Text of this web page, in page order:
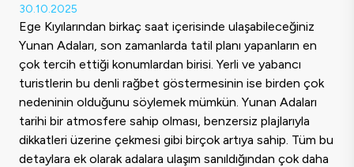
30.10.2025
Ege Kıyılarından birkaç saat içerisinde ulaşabileceğiniz
Yunan Adaları, son zamanlarda tatil planı yapanların en
çok tercih ettiği konumlardan birisi. Yerli ve yabancı
turistlerin bu denli rağbet göstermesinin ise birden çok
nedeninin olduğunu söylemek mümkün. Yunan Adaları
tarihi bir atmosfere sahip olması, benzersiz plajlarıyla
dikkatleri üzerine çekmesi gibi birçok artıya sahip. Tüm bu
detaylara ek olarak adalara ulaşım sanıldığından çok daha